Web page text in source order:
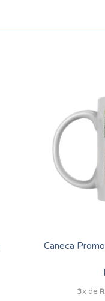
Caneca
3x de